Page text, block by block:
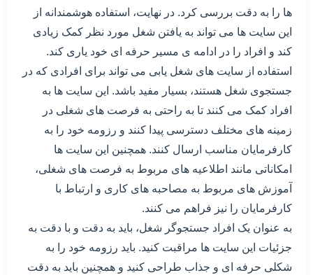
ها را به دقت بررسی کرد. در نهایت، استفاده هوشمندانه از
این سایت ها می تواند به یافتن شغل مورد نظر کمک زیادی
کند و افراد را در ادامه ی مسیر حرفه ای خود یاری کند.
استفاده از سایت های شغل یابی می تواند برای افرادی که در
جستجوی شغل هستند، بسیار مفید باشد. این سایت ها به
افراد کمک می کنند تا به راحتی به فرصت های شغلی در
زمینه های مختلف دسترسی پیدا کنند و رزومه خود را به
کارفرمایان مناسب ارسال کنند. همچنین این سایت ها
امکاناتی مانند اطلاعیه های مربوط به فرصت های شغلی،
آموزش های مربوط به مصاحبه های کاری و ارتباط با
کارفرمایان را نیز فراهم می کنند.
به عنوان یک افراد جستجوگر شغل، باید به دقت و با دقت به
جزئیات این سایت ها مراقبت کنید. باید رزومه خود را به
شکلی حرفه ای و جذاب طراحی کنید و همچنین باید به دقت